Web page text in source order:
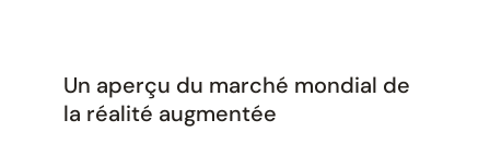
Un aperçu du marché mondial de
la réalité augmentée